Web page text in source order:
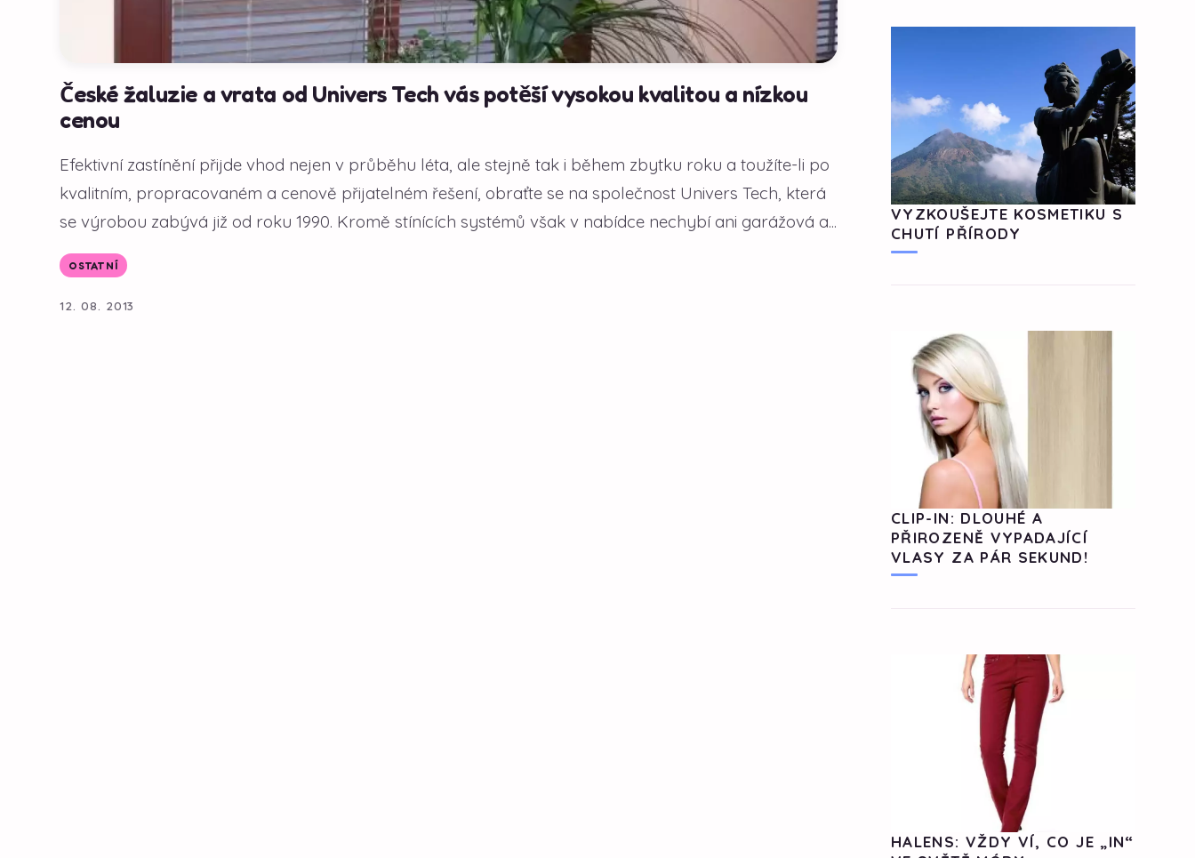
České žaluzie a vrata od Univers Tech vás potěší vysokou kvalitou a nízkou
cenou
Efektivní zastínění přijde vhod nejen v průběhu léta, ale stejně tak i během zbytku roku a toužíte-li po
kvalitním, propracovaném a cenově přijatelném řešení, obraťte se na společnost Univers Tech, která
se výrobou zabývá již od roku 1990. Kromě stínících systémů však v nabídce nechybí ani garážová a...
OSTATNÍ
12. 08. 2013
VYZKOUŠEJTE KOSMETIKU S
CHUTÍ PŘÍRODY
CLIP-IN: DLOUHÉ A
PŘIROZENĚ VYPADAJÍCÍ
VLASY ZA PÁR SEKUND!
HALENS: VŽDY VÍ, CO JE „IN“